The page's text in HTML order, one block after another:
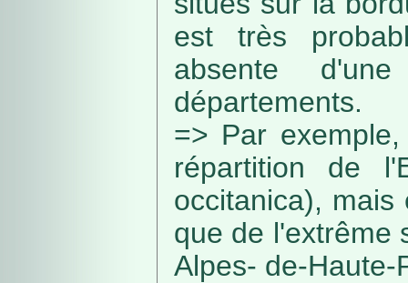
est très
absente
départements.
=> Par
répartition de
occitanica),
que de l'extrême
Alpes- de-Haute-